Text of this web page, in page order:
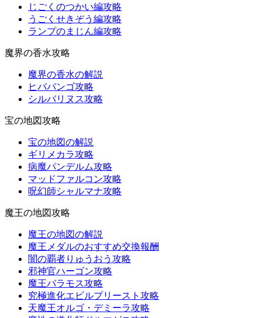
じごくのつかい編攻略
うごくせきぞう編攻略
ランプのまじん編攻略
魔界の香水攻略
魔界の香水の解説
ヒババンゴ攻略
シルバリヌス攻略
宝の地図攻略
宝の地図の解説
ギリメカラ攻略
病魔パンデルム攻略
マッドファルコン攻略
呪幻師シャルマナ攻略
魔王の地図攻略
魔王の地図の解説
魔王メダルのおすすめ交換報酬
闇の覇者りゅうおう攻略
邪神官ハーゴン攻略
魔王バラモス攻略
究極進化エビルプリースト攻略
天魔王オルゴ・デミーラ攻略